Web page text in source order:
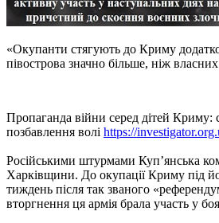
«Окупанти стягують до Криму
півострова значно більше, ніж
Пропаганда війни серед дітей Криму:
позбавлення волі https://
Російськими штурмами Куп’янська
Харківщини. До окупації Криму під
тиждень після так званого
вторгнення ця армія брала участь у